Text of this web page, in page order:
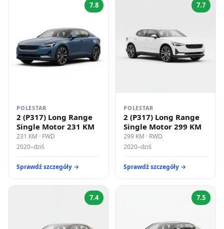
7.8
POLESTAR
2 (P317) Long Range
Single Motor 231 KM
231 KM · FWD
2020–dziś
Sprawdź szczegóły →
7.7
POLESTAR
2 (P317) Long Range
Single Motor 299 KM
299 KM · RWD
2020–dziś
Sprawdź szczegóły →
7.4 7.5